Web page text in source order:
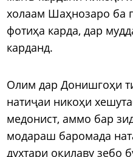
холаам Шаҳнозаро ба
фотиҳа карда, дар
карданд.
Олим дар Донишгоҳи
натиҷаи никоҳи
медонист, аммо бар
модараш баромада
духтари оқилаву зебо